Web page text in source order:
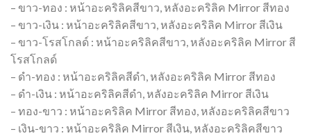
– ขาว-ทอง : หน้าอะคริลิคสีขาว, หลังอะคริลิค Mirror สีทอง
– ขาว-เงิน : หน้าอะคริลิคสีขาว, หลังอะคริลิค Mirror สีเงิน
– ขาว-โรสโกลด์ : หน้าอะคริลิคสีขาว, หลังอะคริลิค Mirror สี
โรสโกลด์
– ดำ-ทอง : หน้าอะคริลิคสีดำ, หลังอะคริลิค Mirror สีทอง
– ดำ-เงิน : หน้าอะคริลิคสีดำ, หลังอะคริลิค Mirror สีเงิน
– ทอง-ขาว : หน้าอะคริลิค Mirror สีทอง, หลังอะคริลิคสีขาว
– เงิน-ขาว : หน้าอะคริลิค Mirror สีเงิน, หลังอะคริลิคสีขาว